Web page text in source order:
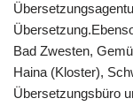
Bad Zwesten,
Haina (Kloster),
Übersetzungsbüro